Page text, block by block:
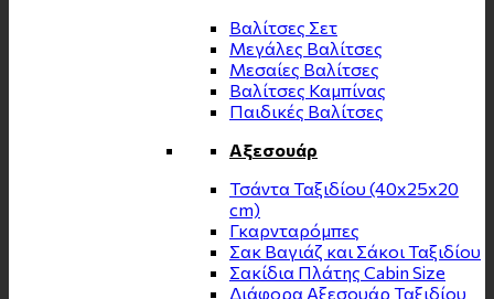
Βαλίτσες Σετ
Μεγάλες Βαλίτσες
Μεσαίες Βαλίτσες
Βαλίτσες Καμπίνας
Παιδικές Βαλίτσες
Αξεσουάρ
Τσάντα Ταξιδίου (40x25x20
cm)
Γκαρνταρόμπες
Σακ Βαγιάζ και Σάκοι Ταξιδίου
Σακίδια Πλάτης Cabin Size
Διάφορα Αξεσουάρ Ταξιδίου